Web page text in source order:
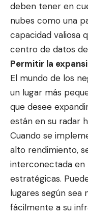
deben tener en
nubes como una
capacidad valiosa
centro de datos
Permitir la
El mundo de los
un lugar más
que desee
están en su radar
Cuando se
alto rendimiento,
interconectada en
estratégicas.
lugares según
fácilmente a su